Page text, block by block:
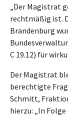
„Der Magistrat
rechtmäßig ist.
Brandenburg
C 19.12) für
Der Magistrat
berechtigte
Schmitt,
hierzu: „In